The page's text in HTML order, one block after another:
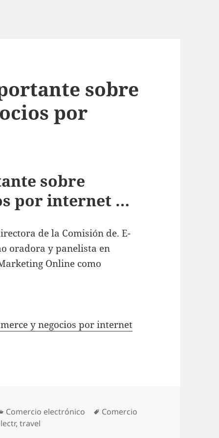
sobre
por
sobre
por internet …
de la Comisión de. E-
oradora y panelista en
Online como
y negocios por internet
Categories
Comercio electrónico Tags
Comercio
,travel